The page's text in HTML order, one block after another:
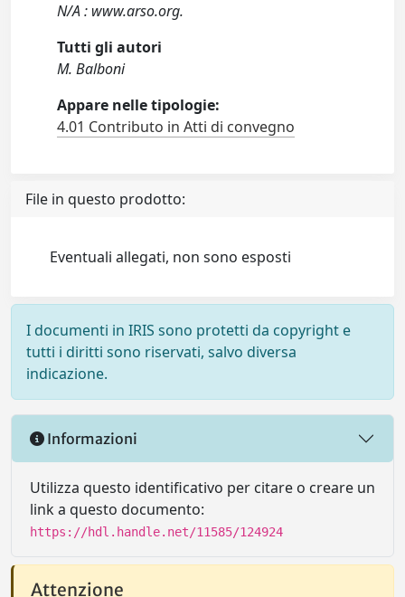
N/A : www.arso.org.
Tutti gli autori
M. Balboni
Appare nelle tipologie:
4.01 Contributo in Atti di convegno
File in questo prodotto:
Eventuali allegati, non sono esposti
I documenti in IRIS sono protetti da copyright e
tutti i diritti sono riservati, salvo diversa
indicazione.
Informazioni
Utilizza questo identificativo per citare o creare un
link a questo documento:
https://hdl.handle.net/11585/124924
Attenzione